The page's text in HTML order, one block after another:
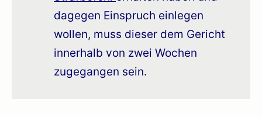
dagegen Einspruch einlegen
wollen, muss dieser dem Gericht
innerhalb von zwei Wochen
zugegangen sein.